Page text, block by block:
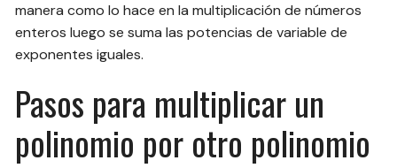
manera como lo hace en la multiplicación de números
enteros luego se suma las potencias de variable de
exponentes iguales.
Pasos para multiplicar un
polinomio por otro polinomio